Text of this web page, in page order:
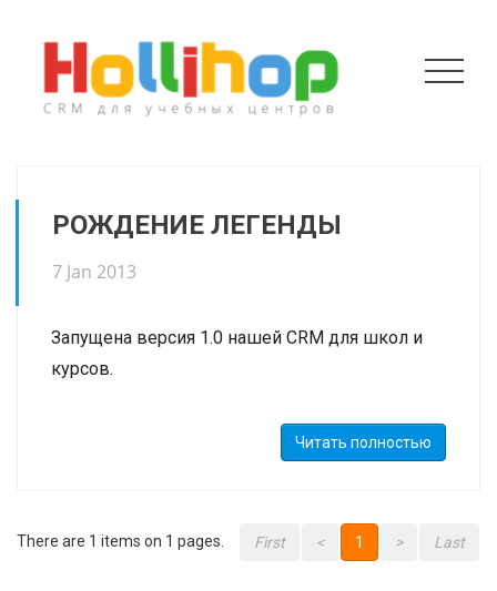
РОЖДЕНИЕ ЛЕГЕНДЫ
7 Jan 2013
Запущена версия 1.0 нашей CRM для школ и
курсов.
Читать полностью
There are 1 items on 1 pages. First < 1 > Last